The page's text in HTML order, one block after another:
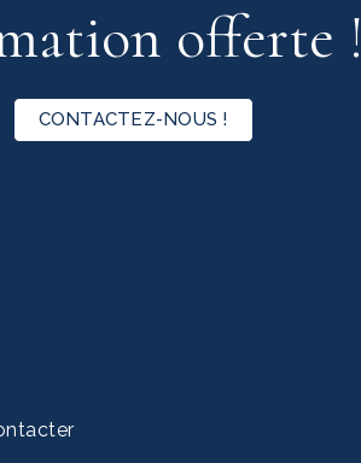
offerte !
CONTACTEZ-NOUS !